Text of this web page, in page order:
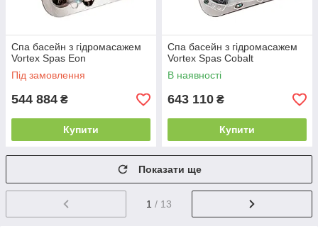
Спа басейн з гідромасажем
Vortex Spas Eon
Під замовлення
544 884 ₴
Купити
Спа басейн з гідромасажем
Vortex Spas Cobalt
В наявності
643 110 ₴
Купити
Показати ще
1 / 13